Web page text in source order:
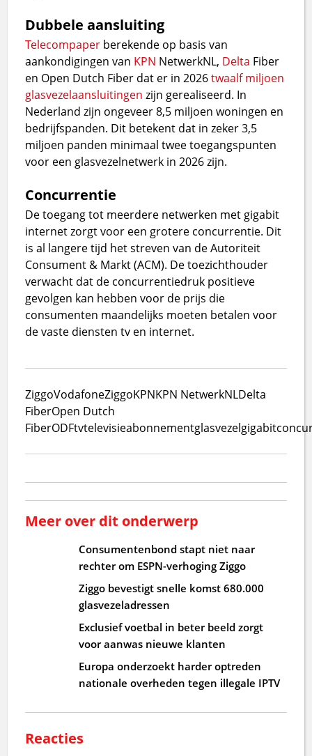
Dubbele aansluiting
Telecompaper berekende op basis van
aankondigingen van KPN NetwerkNL, Delta Fiber
en Open Dutch Fiber dat er in 2026twaalf miljoen
glasvezelaansluitingen zijn gerealiseerd. In
Nederland zijn ongeveer 8,5 miljoen woningen en
bedrijfspanden. Dit betekent dat in zeker 3,5
miljoen panden minimaal twee toegangspunten
voor een glasvezelnetwerk in 2026 zijn.
Concurrentie
De toegang tot meerdere netwerken met gigabit
internet zorgt voor een grotere concurrentie. Dit
is al langere tijd het streven van de Autoriteit
Consument & Markt (ACM). De toezichthouder
verwacht dat de concurrentiedruk positieve
gevolgen kan hebben voor de prijs die
consumenten maandelijks moeten betalen voor
de vaste diensten tv en internet.
ZiggoVodafoneZiggoKPNKPN NetwerkNLDelta
FiberOpen Dutch
FiberODFtvtelevisieabonnementglasvezelgigabit
Meer over dit onderwerp
Consumentenbond stapt niet naar
rechter om ESPN-verhoging Ziggo
Ziggo bevestigt snelle komst 680.000
glasvezeladressen
Exclusief voetbal in beter beeld zorgt
voor aanwas nieuwe klanten
Europa onderzoekt harder optreden
nationale overheden tegen illegale IPTV
Reacties